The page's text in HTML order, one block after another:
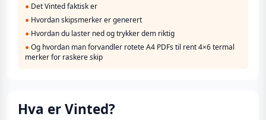
● Det Vinted faktisk er
● Hvordan skipsmerker er generert
● Hvordan du laster ned og trykker dem riktig
●Og hvordan man forvandler rotete A4 PDFs til rent 4×6 termal
merker for raskere skip
Hva er Vinted?